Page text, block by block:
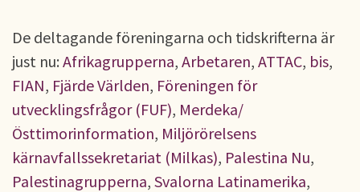
De deltagande föreningarna och tidskrifterna är
just nu: Afrikagrupperna, Arbetaren, ATTAC, bis,
FIAN, Fjärde Världen, Föreningen för
utvecklingsfrågor (FUF), Merdeka/
Östtimorinformation, Miljörörelsens
kärnavfallssekretariat (Milkas), Palestina Nu,
Palestinagrupperna, Svalorna Latinamerika,